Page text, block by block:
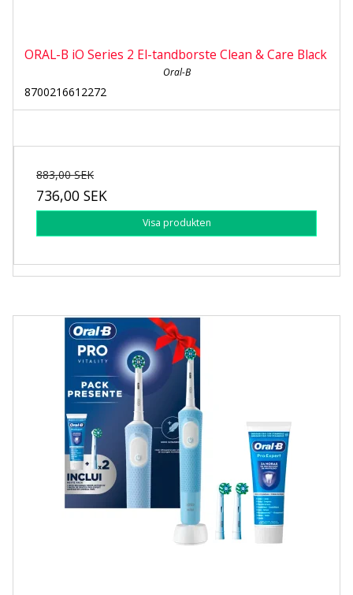
ORAL-B iO Series 2 El-tandborste Clean & Care Black
Oral-B
8700216612272
883,00 SEK
736,00 SEK
Visa produkten